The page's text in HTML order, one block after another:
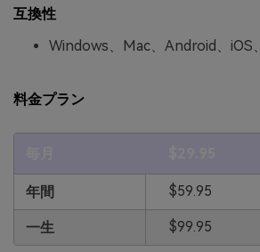
互換性
Windows、Mac、Android、iOS
料金プラン
年間 $59.95
一生 $99.95